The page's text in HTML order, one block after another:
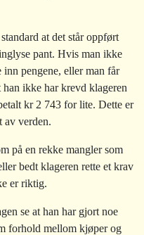
at det står oppført
pant. Hvis man ikke
inn pengene, eller man får
ikke har krevd klageren
kr 2 743 for lite. Dette er
av verden.
på en rekke mangler som
bedt klageren rette et krav
er riktig.
se at han har gjort noe
forhold mellom kjøper og